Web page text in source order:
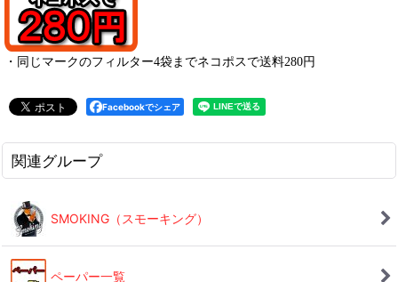
・ 同じマークのフィルター4袋までネコポスで送料280円
Facebookでシェア
関連グループ
SMOKING（スモーキング）
ペーパー一覧